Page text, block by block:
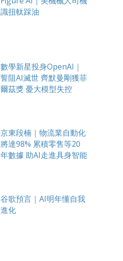
識扭軚踩油
數學新星投身OpenAI｜
誓阻AI滅世 齊默曼剛獲菲
爾茲獎 憂大模型失控
京東段楠｜物流業自動化
將達98% 累積零售等20
年數據 助AI走進具身智能
谷歌預言｜AI明年懂自我
進化